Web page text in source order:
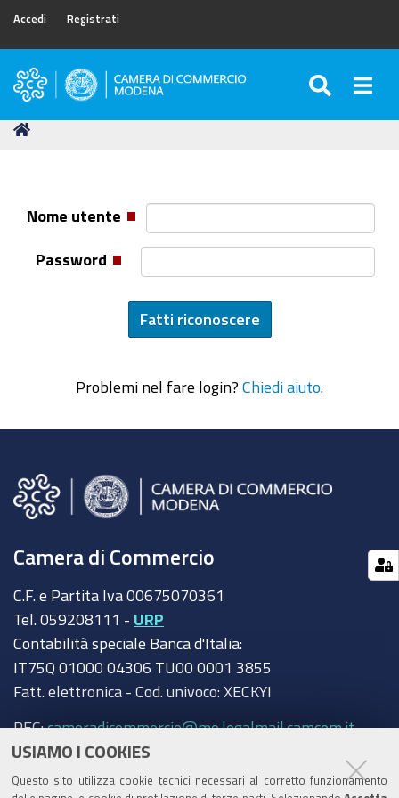
USIAMO I COOKIES
Questo sito utilizza cookie tecnici necessari al corretto funzionamento
Accedi Registrati
Camera
Commercio
Tu
Nome utente
Password
Problemi nel fare login? Chiedi aiuto
Camera di Commercio
C.F. e Partita Iva 00675070361
Tel. 059208111 - URP
Contabilità speciale Banca d'Italia:
IT75Q 01000 04306 TU00 0001 3855
Fatt. elettronica - Cod. univoco: XECKYI
PEC:cameradicommercio@mo.legalmail.camcom.it
Trasparenza